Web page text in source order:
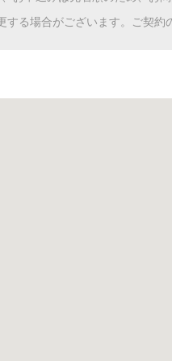
する場合がございます。ご契約